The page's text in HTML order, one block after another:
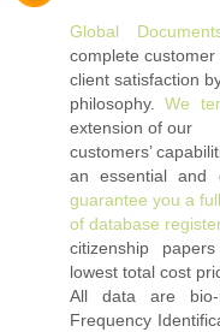
Global
complete customer
client satisfaction
philosophy.We
extension of our
customers’
an essential and
guarantee you a
of database
citizenship
lowest total cost
All data are bio-
Frequency